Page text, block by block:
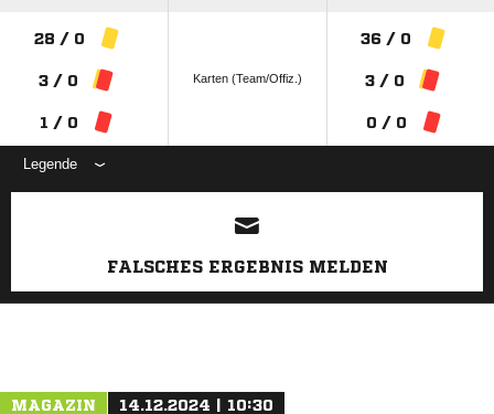
28 / 0
3 / 0
1 / 0
Karten (Team/Offiz.)
36 / 0
3 / 0
0 / 0
Legende
ANZEIGE
FALSCHES ERGEBNIS MELDEN
MAGAZIN 14.12.2024 | 10:30